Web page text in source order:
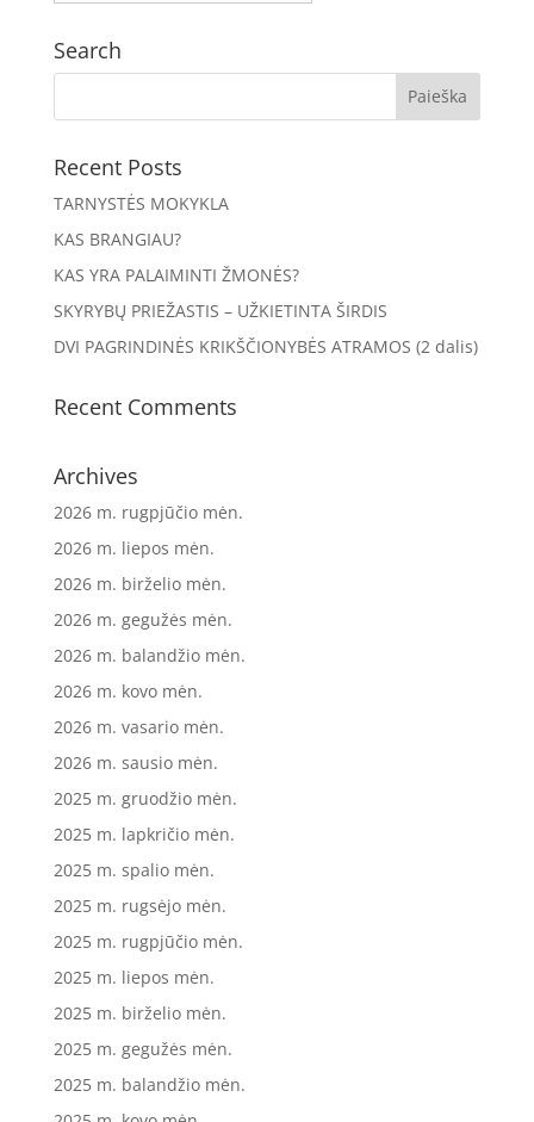
Search
Recent Posts
TARNYSTĖS MOKYKLA
KAS BRANGIAU?
KAS YRA PALAIMINTI ŽMONĖS?
SKYRYBŲ PRIEŽASTIS – UŽKIETINTA ŠIRDIS
DVI PAGRINDINĖS KRIKŠČIONYBĖS ATRAMOS (2 dalis)
Recent Comments
Archives
2026 m. rugpjūčio mėn.
2026 m. liepos mėn.
2026 m. birželio mėn.
2026 m. gegužės mėn.
2026 m. balandžio mėn.
2026 m. kovo mėn.
2026 m. vasario mėn.
2026 m. sausio mėn.
2025 m. gruodžio mėn.
2025 m. lapkričio mėn.
2025 m. spalio mėn.
2025 m. rugsėjo mėn.
2025 m. rugpjūčio mėn.
2025 m. liepos mėn.
2025 m. birželio mėn.
2025 m. gegužės mėn.
2025 m. balandžio mėn.